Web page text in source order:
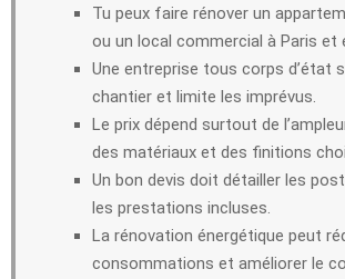
Tu peux faire rénover un
ou un local commercial à Paris et
Une entreprise tous corps d’état
chantier et limite les imprévus.
Le prix dépend surtout de
des matériaux et des finitions
Un bon devis doit détailler les
les prestations incluses.
La rénovation énergétique peut
consommations et améliorer le